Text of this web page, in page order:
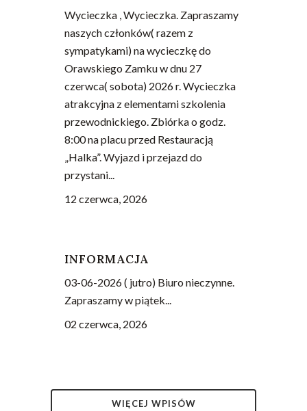
Wycieczka , Wycieczka. Zapraszamy
naszych członków( razem z
sympatykami) na wycieczkę do
Orawskiego Zamku w dnu 27
czerwca( sobota) 2026 r. Wycieczka
atrakcyjna z elementami szkolenia
przewodnickiego. Zbiórka o godz.
8:00 na placu przed Restauracją
„Halka”. Wyjazd i przejazd do
przystani...
12 czerwca, 2026
INFORMACJA
03-06-2026 ( jutro) Biuro nieczynne.
Zapraszamy w piątek...
02 czerwca, 2026
WIĘCEJ WPISÓW